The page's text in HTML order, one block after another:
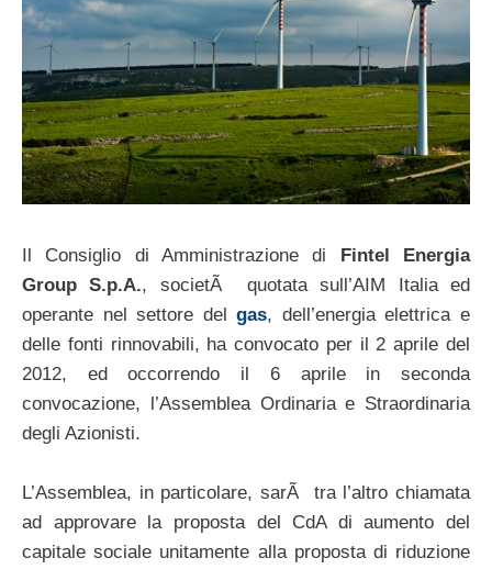
Il Consiglio di Amministrazione di
Fintel Energia
Group S.p.A., societÃ quotata sull’AIM Italia ed
operante nel settore delgas, dell’energia elettrica e
delle fonti rinnovabili, ha convocato per il 2 aprile del
2012, ed occorrendo il 6 aprile in seconda
convocazione, l’Assemblea Ordinaria e Straordinaria
degli Azionisti.
L’Assemblea, in particolare, sarÃ tra l’altro chiamata
ad approvare la proposta del CdA di aumento del
capitale sociale unitamente alla proposta di riduzione